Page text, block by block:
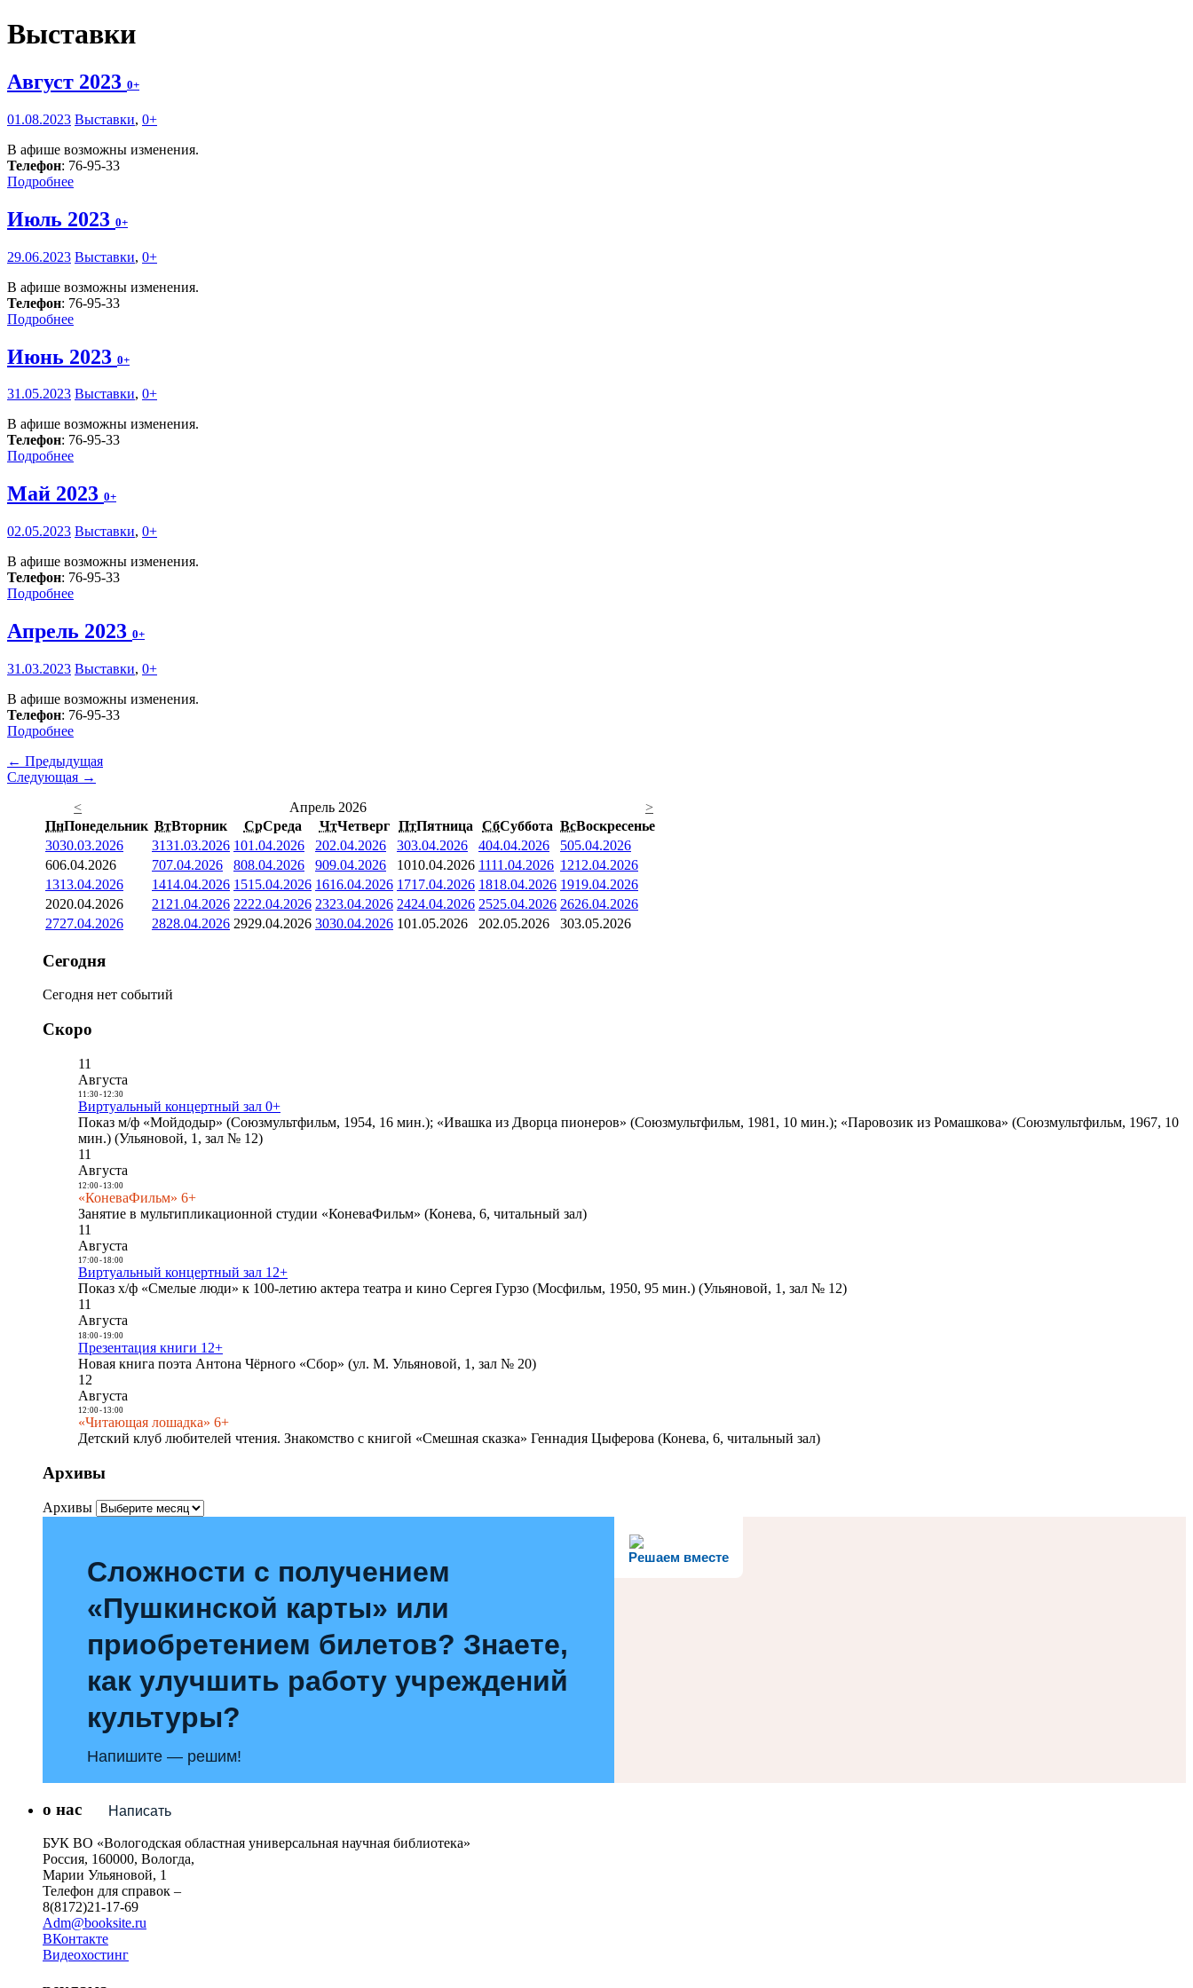
Выставки
Август 2023 0+
01.08.2023 Выставки, 0+
В афише возможны изменения.
Телефон: 76-95-33
Подробнее
Июль 2023 0+
29.06.2023 Выставки, 0+
В афише возможны изменения.
Телефон: 76-95-33
Подробнее
Июнь 2023 0+
31.05.2023 Выставки, 0+
В афише возможны изменения.
Телефон: 76-95-33
Подробнее
Май 2023 0+
02.05.2023 Выставки, 0+
В афише возможны изменения.
Телефон: 76-95-33
Подробнее
Апрель 2023 0+
31.03.2023 Выставки, 0+
В афише возможны изменения.
Телефон: 76-95-33
Подробнее
← Предыдущая
Следующая →
<
Апрель 2026
>
ПнПонедельник ВтВторник СрСреда ЧтЧетверг ПтПятница СбСуббота ВсВоскресенье
3030.03.2026 3131.03.2026 101.04.2026 202.04.2026 303.04.2026 404.04.2026 505.04.2026
606.04.2026 707.04.2026 808.04.2026 909.04.2026 1010.04.2026 1111.04.2026 1212.04.2026
1313.04.2026 1414.04.2026 1515.04.2026 1616.04.2026 1717.04.2026 1818.04.2026 1919.04.2026
2020.04.2026 21 21.04.2026 2222.04.2026 2323.04.2026 2424.04.2026 2525.04.2026 2626.04.2026
2727.04.2026 2828.04.2026 2929.04.2026 3030.04.2026 101.05.2026 202.05.2026 303.05.2026
Сегодня
Сегодня нет событий
Скоро
11
Августа
11:30- 12:30
Виртуальный концертный зал 0+
Показ м/ф «Мойдодыр» (Союзмультфильм, 1954, 16 мин.); «Ивашка из Дворца пионеров» (Союзмультфильм, 1981, 10 мин.); «Паровозик из Ромашкова» (Союзмультфильм, 1967, 10
мин.) (Ульяновой, 1, зал № 12)
11
Августа
12:00- 13:00
«КоневаФильм» 6+
Занятие в мультипликационной студии «КоневаФильм» (Конева, 6, читальный зал)
11
Августа
17:00- 18:00
Виртуальный концертный зал 12+
Показ х/ф «Смелые люди» к 100-летию актера театра и кино Сергея Гурзо (Мосфильм, 1950, 95 мин.) (Ульяновой, 1, зал № 12)
11
Августа
18:00- 19:00
Презентация книги 12+
Новая книга поэта Антона Чёрного «Сбор» (ул. М. Ульяновой, 1, зал № 20)
12
Августа
12:00- 13:00
«Читающая лошадка» 6+
Детский клуб любителей чтения. Знакомство с книгой «Смешная сказка» Геннадия Цыферова (Конева, 6, читальный зал)
Архивы
Архивы
Решаем вместе
Сложности с получением
«Пушкинской карты» или
приобретением билетов? Знаете,
как улучшить работу учреждений
культуры?
Напишите — решим!
Написать
о нас
БУК ВО «Вологодская областная универсальная научная библиотека»
Россия, 160000, Вологда,
Марии Ульяновой, 1
Телефон для справок –
8(8172)21-17-69
Adm@booksite.ru
ВКонтакте
Видеохостинг